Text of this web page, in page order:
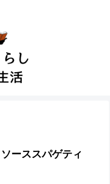
ーススパゲティ